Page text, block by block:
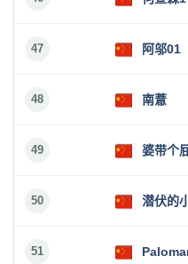
47 阿邬01
48 南薏
49 婆带个
50 潜伏的
51